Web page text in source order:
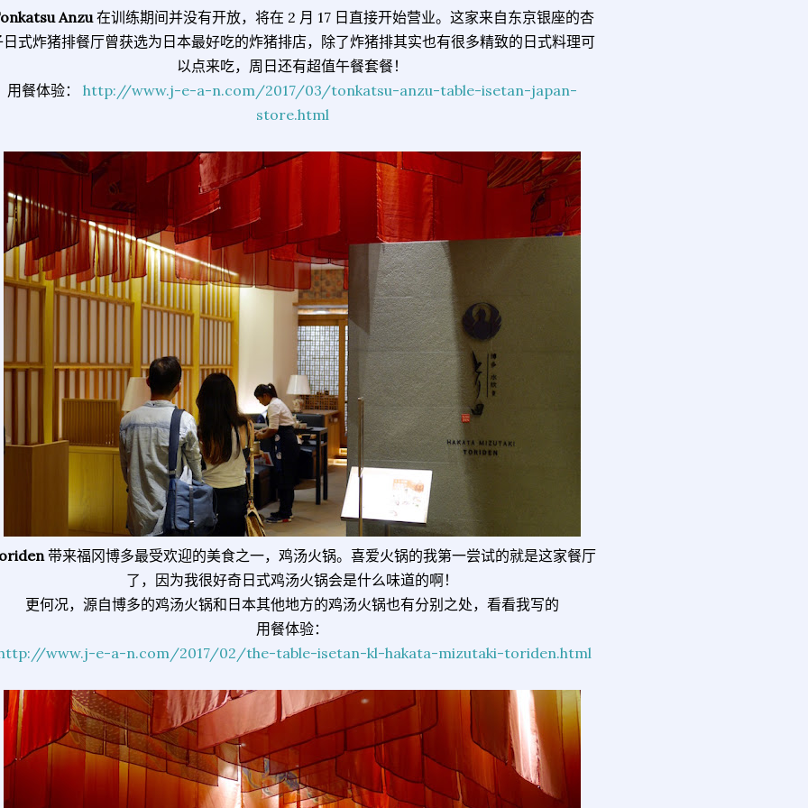
Anzu在训练期间并没有开放，将在 2 月 17 日直接开始营业。这家来自东京银座的杏
日式炸猪排餐厅曾获选为日本最好吃的炸猪排店，除了炸猪排其实也有很多精致的日式料理可
以点来吃，周日还有超值午餐套餐！
用餐体验： http://www.j-e-a-n.com/2017/03/tonkatsu-anzu-table-isetan-japan-
store.html
带来福冈博多最受欢迎的美食之一，鸡汤火锅。喜爱火锅的我第一尝试的就是这家餐厅
了，因为我很好奇日式鸡汤火锅会是什么味道的啊！
更何况，源自博多的鸡汤火锅和日本其他地方的鸡汤火锅也有分别之处，看看我写的
用餐体验：
www.j-e-a-n.com/2017/02/the-table-isetan-kl-hakata-mizutaki-toriden.html